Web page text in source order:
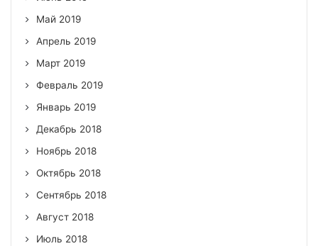
Май 2019
Апрель 2019
Март 2019
Февраль 2019
Январь 2019
Декабрь 2018
Ноябрь 2018
Октябрь 2018
Сентябрь 2018
Август 2018
Июль 2018